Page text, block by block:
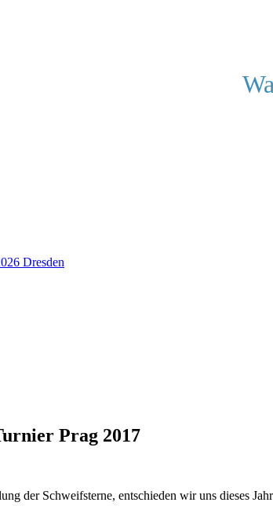
Dresden
Prag 2017
der Schweifsterne, entschieden wir uns dieses